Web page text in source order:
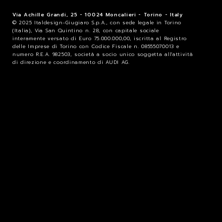
Via Achille Grandi, 25 - 10024 Moncalieri - Torino - Italy
© 2025 Italdesign-Giugiaro S.p.A., con sede legale in Torino
(Italia), Via San Quintino n. 28, con capitale sociale
interamente versato di Euro 75.000.000,00, iscritta al Registro
delle Imprese di Torino con Codice Fiscale n. 08555070013 e
numero R.E.A. 982503, società a socio unico soggetta all'attività
di direzione e coordinamento di AUDI AG.